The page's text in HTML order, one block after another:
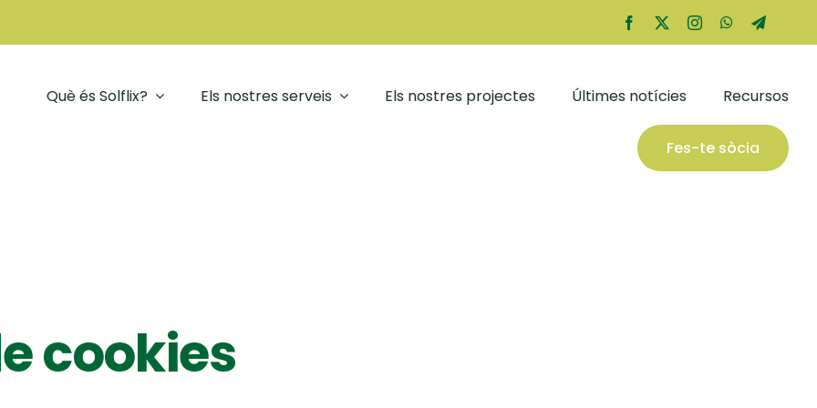
Què és Solflix? Els nostres serveis Els nostres projectes Últimes notícies Recursos
Fes-te sòcia
cookies